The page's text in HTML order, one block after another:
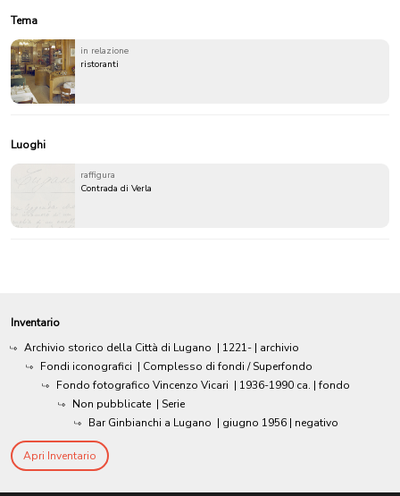
Tema
in relazione
ristoranti
Luoghi
raffigura
Contrada di Verla
Inventario
Archivio storico della Città di Lugano | 1221- | archivio
Fondi iconografici | Complesso di fondi / Superfondo
Fondo fotografico Vincenzo Vicari | 1936-1990 ca. | fondo
Non pubblicate | Serie
Bar Ginbianchi a Lugano | giugno 1956 | negativo
Apri Inventario